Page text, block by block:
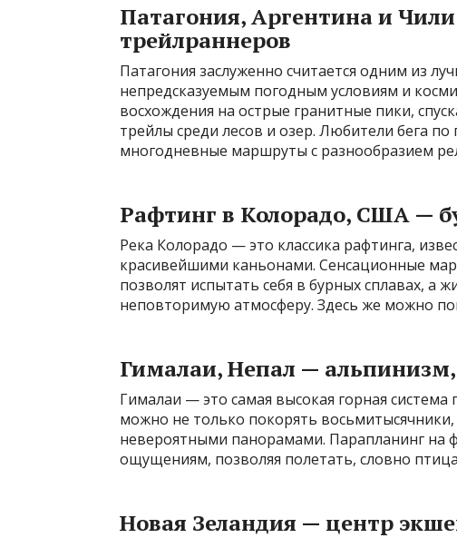
Патагония, Аргентина и
трейлраннеров
Патагония заслуженно считается одним из
непредсказуемым погодным условиям и
восхождения на острые гранитные пики,
трейлы среди лесов и озер. Любители бега
многодневные маршруты с разнообразием
Рафтинг в Колорадо, США —
Река Колорадо — это классика рафтинга,
красивейшими каньонами. Сенсационные
позволят испытать себя в бурных сплавах, а
неповторимую атмосферу. Здесь же можно
Гималаи, Непал —
Гималаи — это самая высокая горная
можно не только покорять
невероятными панорамами. Парапланинг на
ощущениям, позволяя полетать, словно
Новая Зеландия — центр